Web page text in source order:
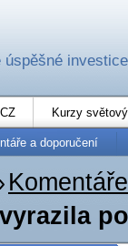
úspěšné investice
Kurzy
a doporučení